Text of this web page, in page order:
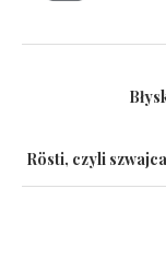
Rösti, czyli